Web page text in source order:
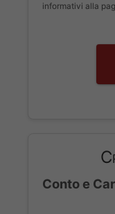
informativi alla
Conto e